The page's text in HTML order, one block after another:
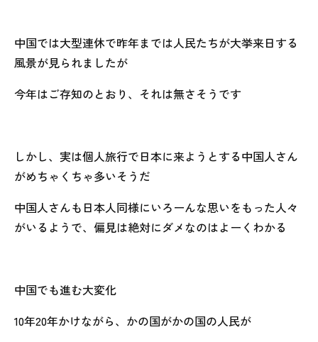
中国では大型連休で昨年までは人民たちが大挙来日する
風景が見られましたが
今年はご存知のとおり、それは無さそうです
しかし、実は個人旅行で日本に来ようとする中国人さん
がめちゃくちゃ多いそうだ
中国人さんも日本人同様にいろーんな思いをもった人々
がいるようで、偏見は絶対にダメなのはよーくわかる
中国でも進む大変化
10年20年かけながら、かの国がかの国の人民が